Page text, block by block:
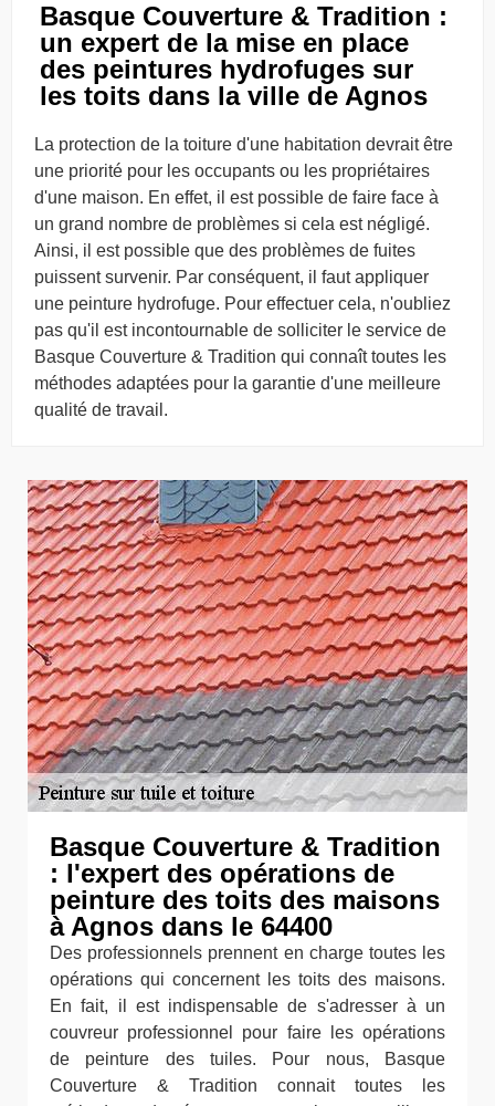
Basque Couverture & Tradition :
un expert de la mise en place
des peintures hydrofuges sur
les toits dans la ville de Agnos
La protection de la toiture d'une habitation devrait être
une priorité pour les occupants ou les propriétaires
d'une maison. En effet, il est possible de faire face à
un grand nombre de problèmes si cela est négligé.
Ainsi, il est possible que des problèmes de fuites
puissent survenir. Par conséquent, il faut appliquer
une peinture hydrofuge. Pour effectuer cela, n'oubliez
pas qu'il est incontournable de solliciter le service de
Basque Couverture & Tradition qui connaît toutes les
méthodes adaptées pour la garantie d'une meilleure
qualité de travail.
Basque Couverture & Tradition
: l'expert des opérations de
peinture des toits des maisons
à Agnos dans le 64400
Des professionnels prennent en charge toutes les
opérations qui concernent les toits des maisons.
En fait, il est indispensable de s'adresser à un
couvreur professionnel pour faire les opérations
de peinture des tuiles. Pour nous, Basque
Couverture & Tradition connait toutes les